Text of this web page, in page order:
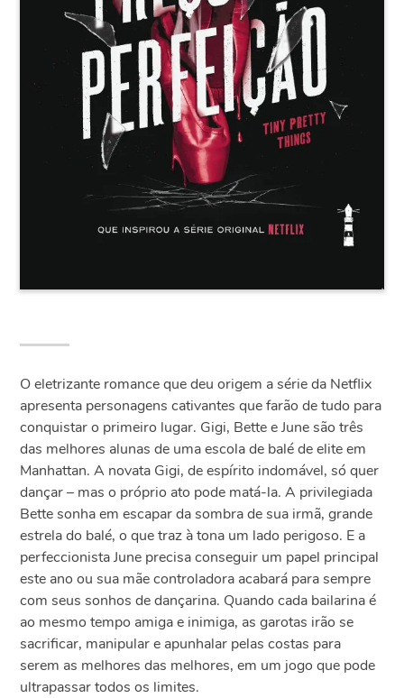
O eletrizante romance que deu origem a série da Netflix
apresenta personagens cativantes que farão de tudo para
conquistar o primeiro lugar. Gigi, Bette e June são três
das melhores alunas de uma escola de balé de elite em
Manhattan. A novata Gigi, de espírito indomável, só quer
dançar – mas o próprio ato pode matá-la. A privilegiada
Bette sonha em escapar da sombra de sua irmã, grande
estrela do balé, o que traz à tona um lado perigoso. E a
perfeccionista June precisa conseguir um papel principal
este ano ou sua mãe controladora acabará para sempre
com seus sonhos de dançarina. Quando cada bailarina é
ao mesmo tempo amiga e inimiga, as garotas irão se
sacrificar, manipular e apunhalar pelas costas para
serem as melhores das melhores, em um jogo que pode
ultrapassar todos os limites.